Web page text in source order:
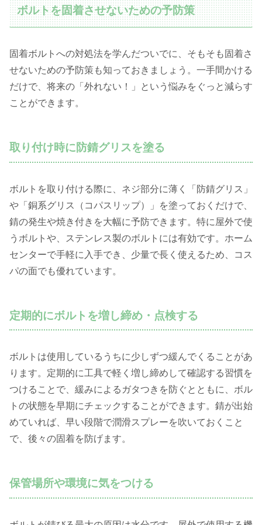
ボルトを固着させないための予防策
固着ボルトへの対処法を学んだついでに、そもそも固着さ
せないための予防策も知っておきましょう。一手間かける
だけで、将来の「外れない！」という悩みをぐっと減らす
ことができます。
取り付け時に防錆グリスを塗る
ボルトを取り付ける際に、ネジ部分に薄く「防錆グリス」
や「銅系グリス（コパスリップ）」を塗っておくだけで、
錆の発生や焼き付きを大幅に予防できます。特に屋外で使
うボルトや、ステンレス製のボルトには有効です。ホーム
センターで手軽に入手でき、少量で長く使えるため、コス
パの面でも優れています。
定期的にボルトを増し締め・点検する
ボルトは使用しているうちに少しずつ緩んでくることがあ
ります。定期的に工具で軽く増し締めして確認する習慣を
つけることで、緩みによるガタつきを防ぐとともに、ボル
トの状態を早期にチェックすることができます。錆が出始
めていれば、早い段階で潤滑スプレーを吹いておくこと
で、後々の固着を防げます。
保管場所や環境に気をつける